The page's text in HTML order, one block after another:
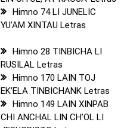
Himno 74 LI JUNELIC
YU’AM XINTAU Letras
Himno 28 TINBICHA LI
RUSILAL Letras
Himno 170 LAIN TOJ
EK’ELA TINBICHANK Letras
Himno 149 LAIN XINPAB
CHI ANCHAL LIN CH’OL LI